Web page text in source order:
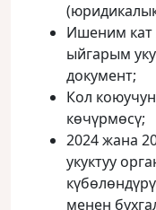
Ишеним кат
ыйгарым
документ;
Кол
көчүрмөсү;
2024 жана
укуктуу
менен